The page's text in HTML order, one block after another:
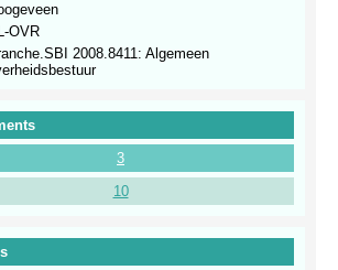
3
10
OVR
2008.8411: Algemeen